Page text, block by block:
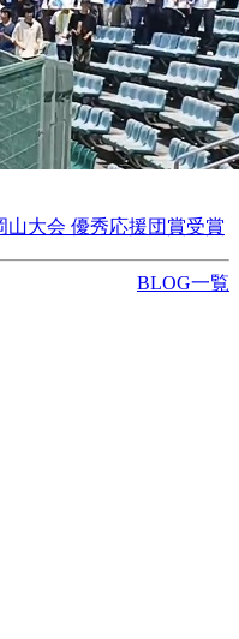
山大会 優秀応援団賞受賞
BLOG一覧